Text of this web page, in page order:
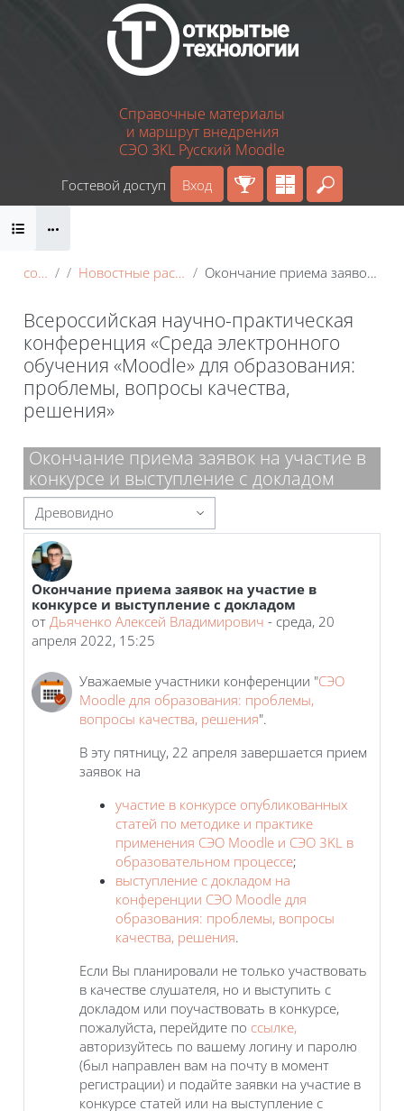
Перейти к основному содержанию
Справочные материалы
и маршрут внедрения
СЭО 3KL Русский Moodle
Введите
Гостевой доступ Вход
Блоки
conf_2022 Новостные рассылки участникам конференции Окончание приема заявок на участие в конкурсе и выступление с докладом
Всероссийская научно-практическая
конференция «Среда электронного
обучения «Moodle» для образования:
проблемы, вопросы качества,
решения»
Блоки
Окончание приема заявок на участие в
конкурсе и выступление с докладом
Режим отображения
Окончание приема заявок на участие в
конкурсе и выступление с докладом
от Дьяченко Алексей Владимирович - среда, 20
апреля 2022, 15:25
Количество ответов: 0
Уважаемые участники конференции "СЭО
Moodle для образования: проблемы,
вопросы качества, решения".
В эту пятницу, 22 апреля завершается прием
заявок на
участие в конкурсе опубликованных
статей по методике и практике
применения СЭО Moodle и СЭО 3KL в
образовательном процессе;
выступление с докладом на
конференции СЭО Moodle для
образования: проблемы, вопросы
качества, решения.
Если Вы планировали не только участвовать
в качестве слушателя, но и выступить с
докладом или поучаствовать в конкурсе,
пожалуйста, перейдите по ссылке,
авторизуйтесь по вашему логину и паролю
(был направлен вам на почту в момент
регистрации) и подайте заявки на участие в
конкурсе статей или на выступление с